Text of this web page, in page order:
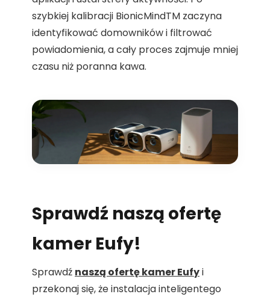
szybkiej kalibracji BionicMindTM zaczyna
identyfikować domowników i filtrować
powiadomienia, a cały proces zajmuje mniej
czasu niż poranna kawa.
Sprawdź naszą ofertę
kamer Eufy!
Sprawdź naszą ofertę kamer Eufyi
przekonaj się, że instalacja inteligentego